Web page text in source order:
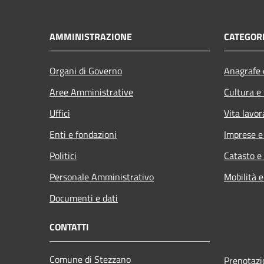
AMMINISTRAZIONE
Organi di Governo
Aree Amministrative
Uffici
Enti e fondazioni
Politici
Personale Amministrativo
Documenti e dati
Cultura
Vita
Imprese
Catasto
Mobilità
CONTATTI
Comune di Stezzano